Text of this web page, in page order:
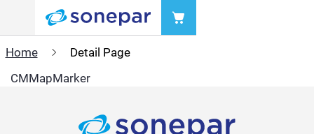
Home
Detail Page
CMMapMarker